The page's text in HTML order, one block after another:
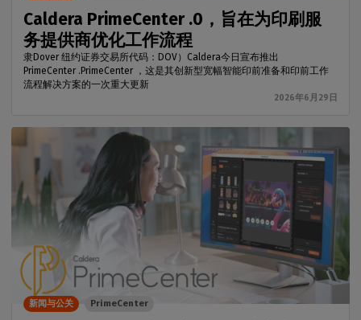
Caldera PrimeCenter .0，旨在为印刷服
务提供商优化工作流程
隶Dover 纽约证券交易所代码：DOV）Caldera今日宣布推出
PrimeCenter .PrimeCenter ，这是其创新型宽幅智能印前准备和印前工作
流程解决方案的一次重大更新
2026年6月29日
新闻与公关 PrimeCenter